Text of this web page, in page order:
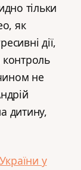
тільки
як
дії,
контроль
не
дитину,
у